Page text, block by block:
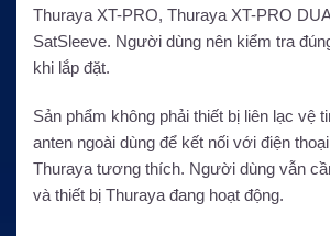
Thuraya XT-PRO, Thuraya XT-PRO
SatSleeve. Người dùng nên kiểm tra
khi lắp đặt.
Sản phẩm không phải thiết bị liên lạc vệ
anten ngoài dùng để kết nối với điện
Thuraya tương thích. Người dùng vẫn
và thiết bị Thuraya đang hoạt động.